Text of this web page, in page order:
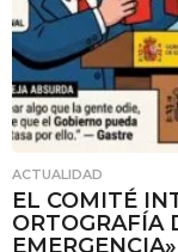
ACTUALIDAD
EL COMITÉ
ORTOGRAFÍA